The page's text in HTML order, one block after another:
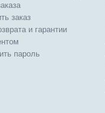
заказ
и гарантии
пароль